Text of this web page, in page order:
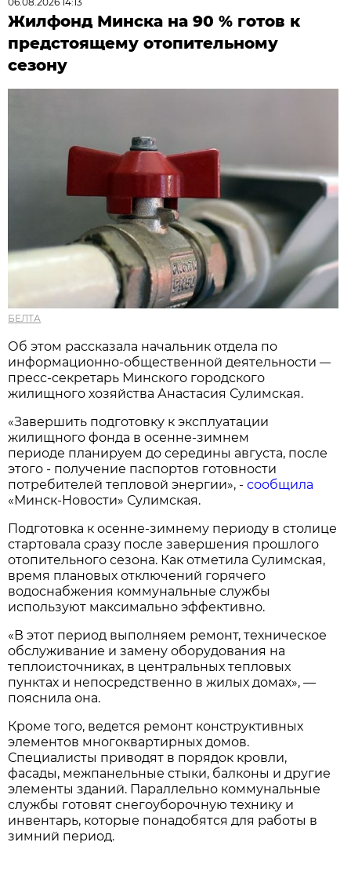
Жилфонд Минска на 90 % готов к
предстоящему отопительному
сезону
БЕЛТА
Об этом рассказала начальник отдела по
информационно-общественной деятельности—
пресс-секретарь Минского городского
жилищного хозяйства Анастасия Сулимская.
«Завершить подготовку к эксплуатации
жилищного фонда в осенне-зимнем
периоде планируем до середины августа, после
этого - получение паспортов готовности
потребителей тепловой энергии», -сообщила
«Минск-Новости» Сулимская.
Подготовка к осенне-зимнему периоду в столице
стартовала сразу после завершения прошлого
отопительного сезона. Как отметила Сулимская,
время плановых отключений горячего
водоснабжения коммунальные службы
используют максимально эффективно.
«В этот период выполняем ремонт, техническое
обслуживание и замену оборудования на
теплоисточниках, в центральных тепловых
пунктах и непосредственно в жилых домах», —
пояснила она.
Кроме того, ведется ремонт конструктивных
элементов многоквартирных домов.
Специалисты приводят в порядок кровли,
фасады, межпанельные стыки, балконы и другие
элементы зданий. Параллельно коммунальные
службы готовят снегоуборочную технику и
инвентарь, которые понадобятся для работы в
зимний период.